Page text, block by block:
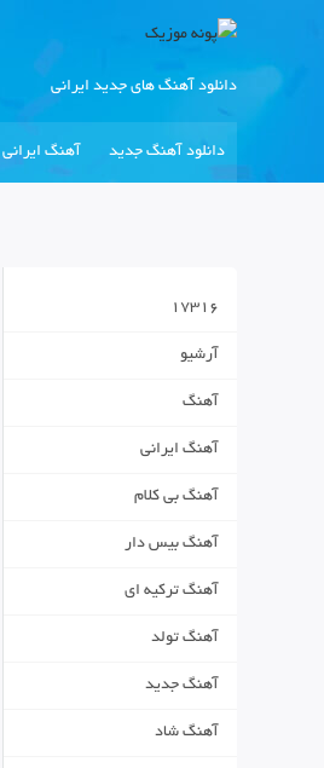
دانلود آهنگ های جدید ایرانی
دانلود آهنگ جدید آهنگ ایرانی
17316
آرشیو
آهنگ
آهنگ ایرانی
آهنگ بی کلام
آهنگ بیس دار
آهنگ ترکیه ای
آهنگ تولد
آهنگ جدید
آهنگ شاد